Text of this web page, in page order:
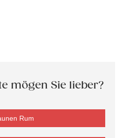
mögen Sie lieber?
Rum